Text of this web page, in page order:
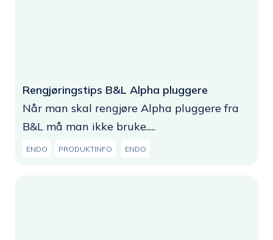
Rengjøringstips B&L Alpha pluggere
Når man skal rengjøre Alpha pluggere fra
B&L må man ikke bruke.....
ENDO PRODUKTINFO ENDO